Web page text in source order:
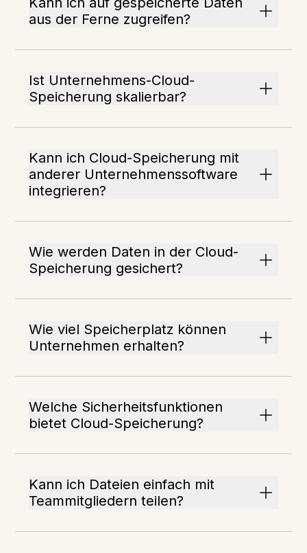
aus der Ferne zugreifen?
Ist Unternehmens-Cloud-
Speicherung skalierbar?
Kann ich Cloud-Speicherung mit
anderer Unternehmenssoftware
integrieren?
Wie werden Daten in der Cloud-
Speicherung gesichert?
Wie viel Speicherplatz können
Unternehmen erhalten?
Welche Sicherheitsfunktionen
bietet Cloud-Speicherung?
Kann ich Dateien einfach mit
Teammitgliedern teilen?